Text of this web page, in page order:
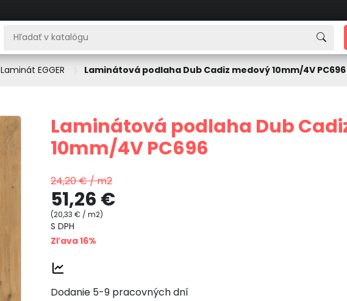
Laminát EGGER Laminátová podlaha Dub Cadiz medový 10mm/4V PC696
Laminátová podlaha Dub
10mm/4V PC696
24,20 € / m2
51,26 €
(20,33 € / m2)
S DPH
Zľava 16%
Dodanie 5-9 pracovných dní